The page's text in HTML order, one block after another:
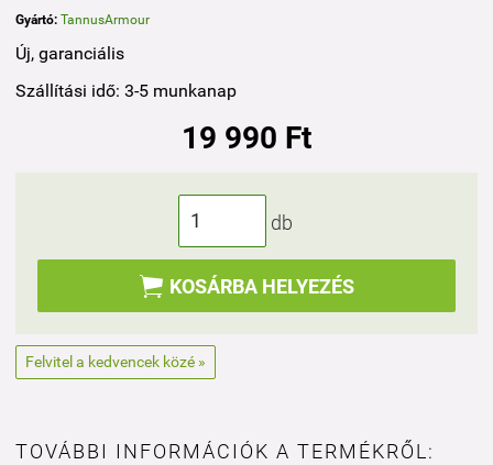
Gyártó: TannusArmour
Új, garanciális
Szállítási idő: 3-5 munkanap
19 990 Ft
db
 KOSÁRBA HELYEZÉS
Felvitel a kedvencek közé »
TOVÁBBI INFORMÁCIÓK A TERMÉKRŐL: